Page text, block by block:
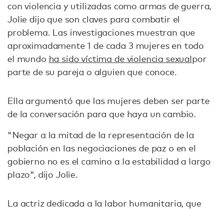
con violencia y utilizadas como armas de guerra,
Jolie dijo que son claves para combatir el
problema. Las investigaciones muestran que
aproximadamente 1 de cada 3 mujeres en todo
el mundo ha sido víctima de violencia sexualpor
parte de su pareja o alguien que conoce.
Ella argumentó que las mujeres deben ser parte
de la conversación para que haya un cambio.
"Negar a la mitad de la representación de la
población en las negociaciones de paz o en el
gobierno no es el camino a la estabilidad a largo
plazo", dijo Jolie.
La actriz dedicada a la labor humanitaria, que